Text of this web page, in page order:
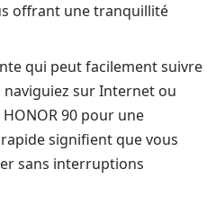
offrant une tranquillité
qui peut facilement suivre
sur Internet ou
90 pour une
signifient que vous
sans interruptions